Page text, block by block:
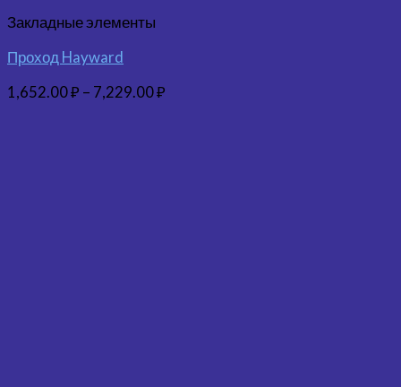
Закладные элементы
Проход Hayward
1,652.00₽ – 7,229.00₽